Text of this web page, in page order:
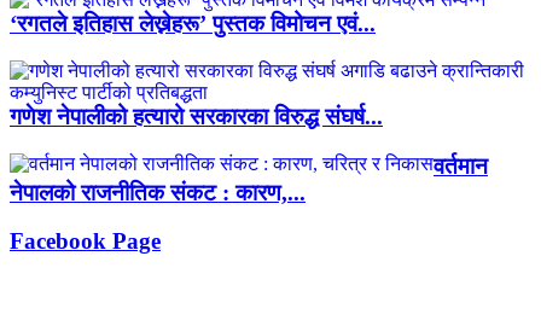
‘रगतले इतिहास लेख्नेहरू’ पुस्तक विमोचन एवं...
गणेश नेपालीको हत्यारो सरकारका विरुद्ध संघर्ष...
वर्तमान
नेपालको राजनीतिक संकट : कारण,...
Facebook Page